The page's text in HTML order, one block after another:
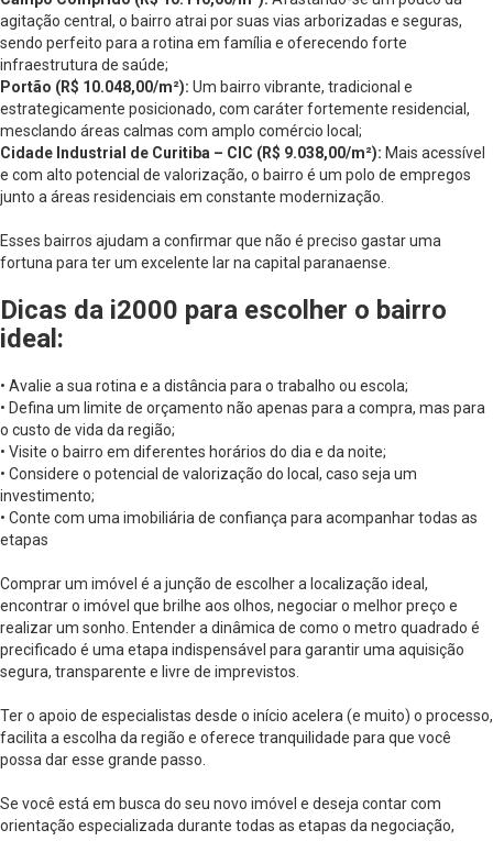
agitação central, o bairro atrai por suas vias arborizadas e seguras,
sendo perfeito para a rotina em família e oferecendo forte
infraestrutura de saúde;
Portão (R$ 10.048,00/m²): Um bairro vibrante, tradicional e
estrategicamente posicionado, com caráter fortemente residencial,
mesclando áreas calmas com amplo comércio local;
Cidade Industrial de Curitiba – CIC (R$ 9.038,00/m²): Mais acessível
e com alto potencial de valorização, o bairro é um polo de empregos
junto a áreas residenciais em constante modernização.
Esses bairros ajudam a confirmar que não é preciso gastar uma
fortuna para ter um excelente lar na capital paranaense.
Dicas da i2000 para escolher o bairro
ideal:
• Avalie a sua rotina e a distância para o trabalho ou escola;
• Defina um limite de orçamento não apenas para a compra, mas para
o custo de vida da região;
• Visite o bairro em diferentes horários do dia e da noite;
• Considere o potencial de valorização do local, caso seja um
investimento;
• Conte com uma imobiliária de confiança para acompanhar todas as
etapas
Comprar um imóvel é a junção de escolher a localização ideal,
encontrar o imóvel que brilhe aos olhos, negociar o melhor preço e
realizar um sonho. Entender a dinâmica de como o metro quadrado é
precificado é uma etapa indispensável para garantir uma aquisição
segura, transparente e livre de imprevistos.
Ter o apoio de especialistas desde o início acelera (e muito) o processo,
facilita a escolha da região e oferece tranquilidade para que você
possa dar esse grande passo.
Se você está em busca do seu novo imóvel e deseja contar com
orientação especializada durante todas as etapas da negociação,